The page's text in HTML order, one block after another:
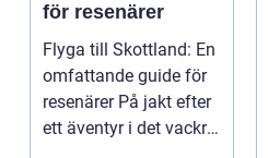
för resenärer
Flyga till Skottland: En
omfattande guide för
resenärer På jakt efter
ett äventyr i det vackra